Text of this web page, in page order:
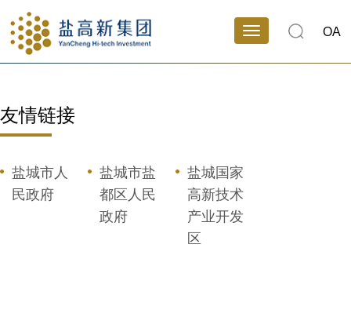
OA
友情链接
盐城市人
民政府
盐城市盐
都区人民
政府
盐城国家
高新技术
产业开发
区